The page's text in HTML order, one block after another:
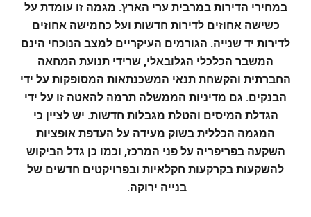
במחירי הדירות במרבית ערי הארץ. מגמה זו עומדת על
כשישה אחוזים לדירות חדשות ועל כחמישה אחוזים
לדירות יד שנייה. הגורמים העיקריים למצב הנוכחי הינם
המשבר הכלכלי הגלובאלי, שרידי תנועת המחאה
החברתית והקשחת תנאי המשכנתאות המסופקות על ידי
הבנקים. גם מדיניות הממשלה תרמה להאטה זו על ידי
הגדלת המיסים והטלת מגבלות חדשות. יש לציין כי
המגמה הכללית בשוק מעידה על העדפת אופציות
השקעה בפריפריה על פני המרכז, וכמו כן גדל הביקוש
להשקעות בקרקעות חקלאיות ובפרויקטים חדשים של
בנייה ירוקה.